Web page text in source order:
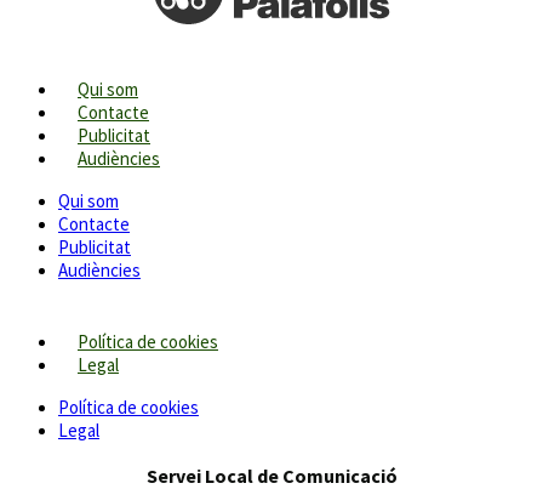
Qui som
Contacte
Publicitat
Audiències
Qui som
Contacte
Publicitat
Audiències
Política de cookies
Legal
Política de cookies
Legal
Servei Local de Comunicació